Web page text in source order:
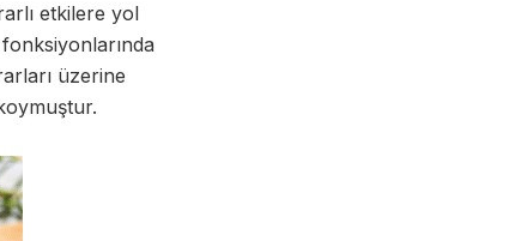
etkilere yol
üzerine